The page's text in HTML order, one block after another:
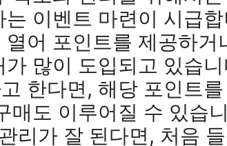
는 이벤트 마련이 시급
열어 포인트를 제공하거
가 많이 도입되고 있습
한다면, 해당 포인트
매도 이루어질 수 있습
리가 잘 된다면, 처음